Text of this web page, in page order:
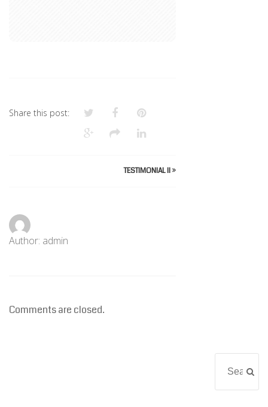
Share this post:
TESTIMONIAL II»
Author: admin
Comments are closed.